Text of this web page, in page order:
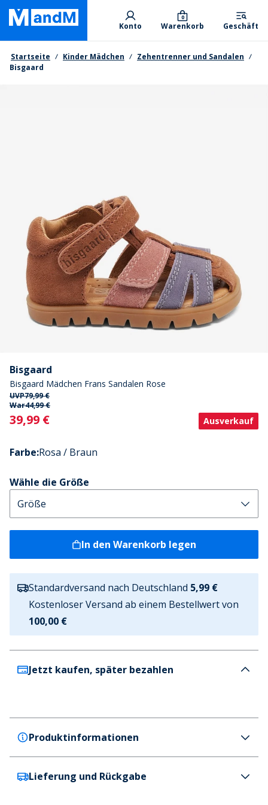
Skip
main
content
Primary departments
Konto Warenkorb
0
Geschäft
Brotkrumen
Startseite Kinder Mädchen
Zehentrenner und Sandalen
Bisgaard
Bisgaard
Bisgaard Mädchen Frans Sandalen Rose
UVP79,99 €
War44,99 €
Current
39,99 € Ausverkauf
Farbe:Rosa / Braun
Wähle die Größe
In den Warenkorb legen
Standardversand nach Deutschland 5,99 €
Kostenloser Versand ab einem Bestellwert von
100,00 €
Jetzt kaufen, später bezahlen
Produktinformationen
Bisgaard
Lieferung und Rückgabe